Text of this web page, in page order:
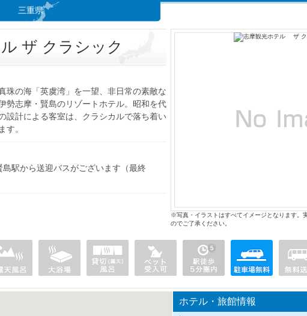
三重県
ザ クラシック
珠の海「英虞湾」を一望、非日常の素敵な
勢志摩・賢島のリゾートホテル。昭和を代
設計による客室は、クラシカルで落ち着い
す。
駅から送迎バスがございます（最終
※写真・イラストはすべてイメージとなります。
のでご了承ください。
ホテル・旅館情報